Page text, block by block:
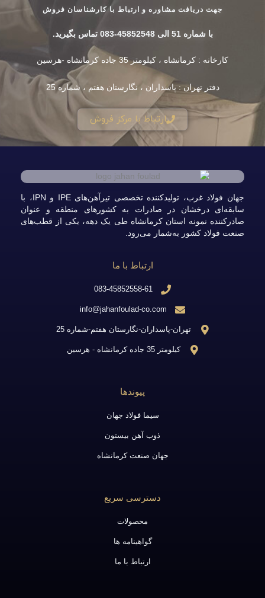
جهت دریافت مشاوره و ارتباط با کارشناسان فروش
با شماره 51 الی 45852548-083 تماس بگیرید.
کارخانه : کرمانشاه ، کیلومتر 35 جاده کرمانشاه -هرسین
دفتر تهران : پاسداران ، نگارستان هفتم ، شماره 25
ارتباط با مرکز فروش
جهان فولاد غرب، تولیدکننده تخصصی تیرآهن‌های IPE و IPN، با
سابقه‌ای درخشان در صادرات به کشورهای منطقه و عنوان
صادرکننده نمونه استان کرمانشاه طی یک دهه، یکی از قطب‌های
صنعت فولاد کشور به‌شمار می‌رود.
ارتباط با ما
083-45852558-61
info@jahanfoulad-co.com
تهران-پاسداران-نگارستان هفتم-شماره 25
کیلومتر 35 جاده کرمانشاه - هرسین
پیوندها
سیما فولاد جهان
ذوب آهن بیستون
جهان صنعت کرمانشاه
دسترسی سریع
محصولات
گواهینامه ها
ارتباط با ما